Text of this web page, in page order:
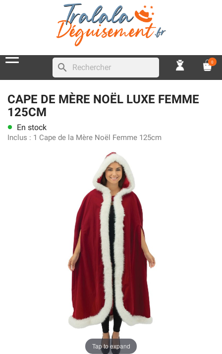
search 0
CAPE DE MÈRE NOËL LUXE FEMME
125CM
lens En stock
Inclus : 1 Cape de la Mère Noël Femme 125cm
Tap to expand